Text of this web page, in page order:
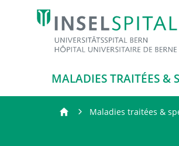
MALADIES TRAITÉES &
Maladies traitées &